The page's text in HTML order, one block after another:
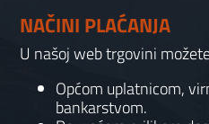
NAČINI PLAĆANJA
U našoj web trgovini
Općom uplatnicom,
bankarstvom.